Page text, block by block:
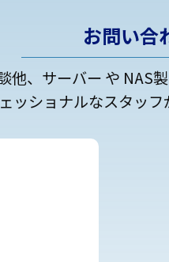
お問い合
他、サーバー や NAS
ッショナルなスタッフ